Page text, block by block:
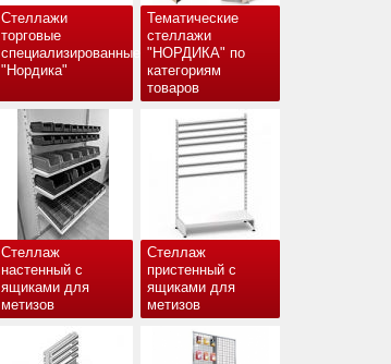
Стеллажи
торговые
специализированные
"Нордика"
Тематические
стеллажи
"НОРДИКА" по
категориям
товаров
Стеллаж
настенный с
ящиками для
метизов
Стеллаж
пристенный с
ящиками для
метизов